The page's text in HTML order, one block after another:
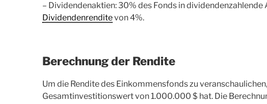
– Dividendenaktien: 30% des Fonds in
Dividendenrenditevon 4%.
Berechnung der Rendite
Um die Rendite des Einkommensfonds zu
Gesamtinvestitionswert von 1.000.000 $ hat. Die